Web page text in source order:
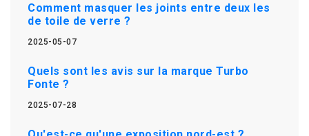
Comment masquer les joints entre deux les
de toile de verre ?
2025-05-07
Quels sont les avis sur la marque Turbo
Fonte ?
2025-07-28